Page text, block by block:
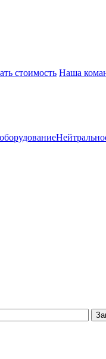
стоимость Наша